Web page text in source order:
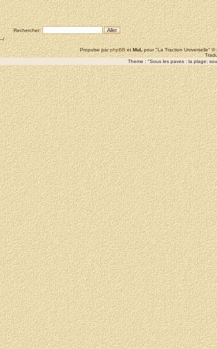
Rechercher:
--/
Propulse parphpBBetMuLpour "La Traction Universelle"
Theme : "Sous les paves : la plage;